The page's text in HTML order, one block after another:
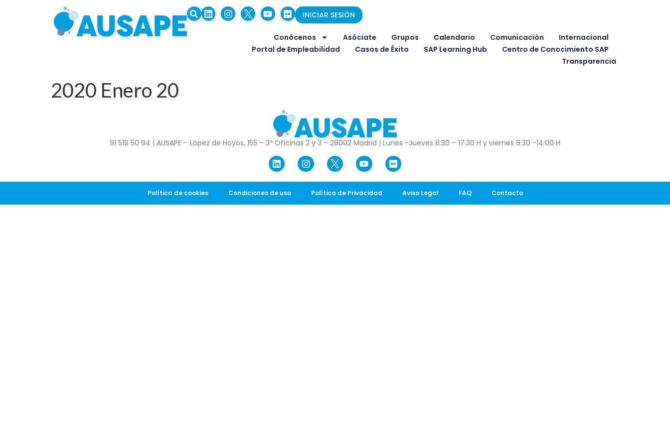
INICIAR SESIÓN
Conócenos Asóciate Grupos Calendario Comunicación
Internacional
Portal de Empleabilidad
Casos de Éxito SAP Learning Hub
Centro de Conocimiento SAP
Transparencia
2020 Enero 20
91 519 50 94 | AUSAPE – López de Hoyos, 155 – 3º Oficinas 2 y 3 – 28002 Madrid | Lunes -Jueves 8:30 – 17:30 H y viernes 8:30 -14:00 H
Política de cookies Condiciones de uso Política de Privacidad Aviso Legal FAQ Contacto